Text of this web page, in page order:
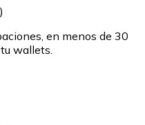
en menos de 30
wallets.